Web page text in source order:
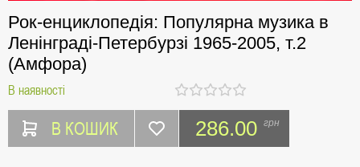
Рок-енциклопедія: Популярна музика в
Ленінграді-Петербурзі 1965-2005, т.2
(Амфора)
В наявності
В КОШИК 286.00 грн